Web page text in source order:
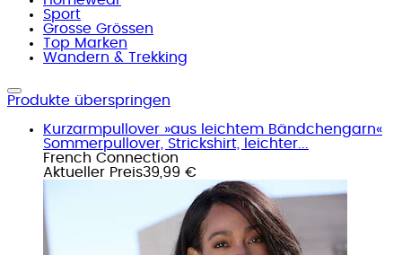
Sport
Grosse Grössen
Top Marken
Wandern & Trekking
Produkte überspringen
Kurzarmpullover »aus leichtem Bändchengarn«
Sommerpullover, Strickshirt, leichter...
French Connection
Aktueller Preis39,99 €